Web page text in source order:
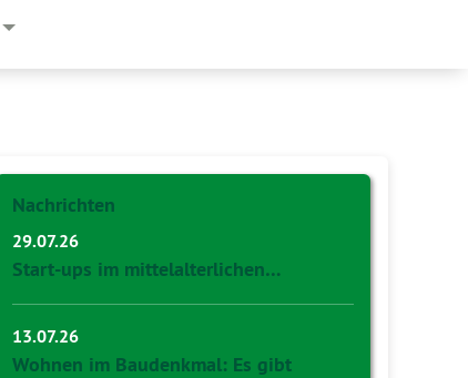
Nachrichten
29.07.26
Start-ups im mittelalterlichen…
13.07.26
Wohnen im Baudenkmal: Es gibt